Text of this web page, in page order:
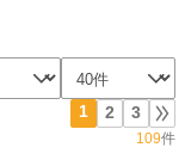
1 2 3
109件